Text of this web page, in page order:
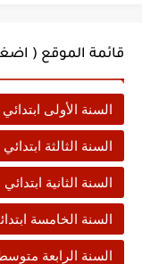
قائمة الموقع (
السنة الأولى ابتدائي
السنة الثالثة ابتدائي
السنة الثانية ابتدائي
السنة الخامسة
السنة الرابعة